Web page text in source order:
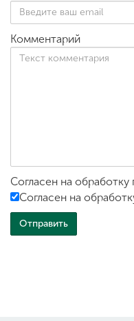
Комментарий
Согласен на
Согласен на